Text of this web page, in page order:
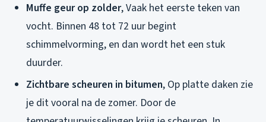
Muffe geur op zolder, Vaak het eerste teken van
vocht. Binnen 48 tot 72 uur begint
schimmelvorming, en dan wordt het een stuk
duurder.
Zichtbare scheuren in bitumen, Op platte daken zie
je dit vooral na de zomer. Door de